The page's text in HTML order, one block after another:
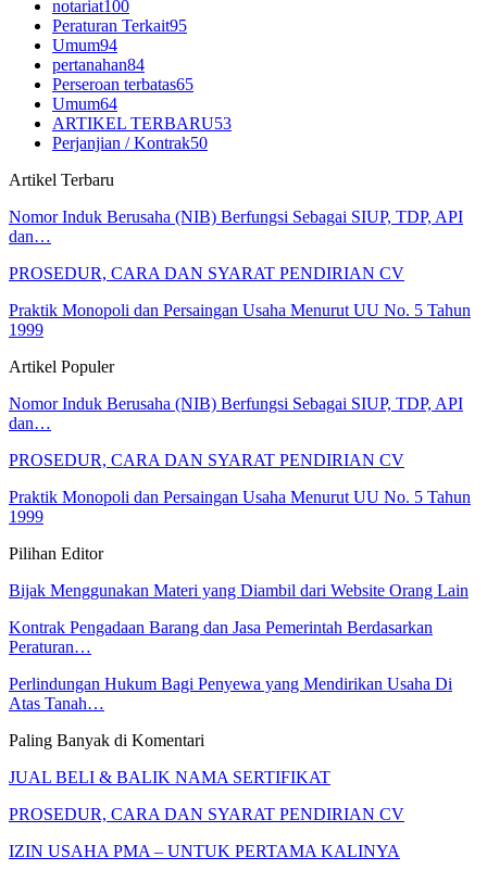
notariat100
Peraturan Terkait95
Umum94
pertanahan84
Perseroan terbatas65
Umum64
ARTIKEL TERBARU53
Perjanjian / Kontrak50
Artikel Terbaru
Nomor Induk Berusaha (NIB) Berfungsi Sebagai SIUP, TDP, API
dan…
PROSEDUR, CARA DAN SYARAT PENDIRIAN CV
Praktik Monopoli dan Persaingan Usaha Menurut UU No. 5 Tahun
1999
Artikel Populer
Nomor Induk Berusaha (NIB) Berfungsi Sebagai SIUP, TDP, API
dan…
PROSEDUR, CARA DAN SYARAT PENDIRIAN CV
Praktik Monopoli dan Persaingan Usaha Menurut UU No. 5 Tahun
1999
Pilihan Editor
Bijak Menggunakan Materi yang Diambil dari Website Orang Lain
Kontrak Pengadaan Barang dan Jasa Pemerintah Berdasarkan
Peraturan…
Perlindungan Hukum Bagi Penyewa yang Mendirikan Usaha Di
Atas Tanah…
Paling Banyak di Komentari
JUAL BELI & BALIK NAMA SERTIFIKAT
PROSEDUR, CARA DAN SYARAT PENDIRIAN CV
IZIN USAHA PMA – UNTUK PERTAMA KALINYA